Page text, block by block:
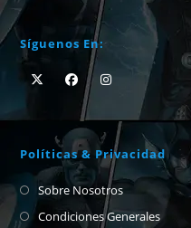
Síguenos En:
Políticas & Privacidad
Sobre Nosotros
Condiciones Generales